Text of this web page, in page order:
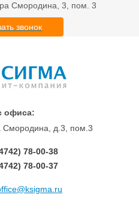
Смородина, 3, пом. 3
звонок
офиса:
Смородина, д.3, пом.3
78-00-38
78-00-37